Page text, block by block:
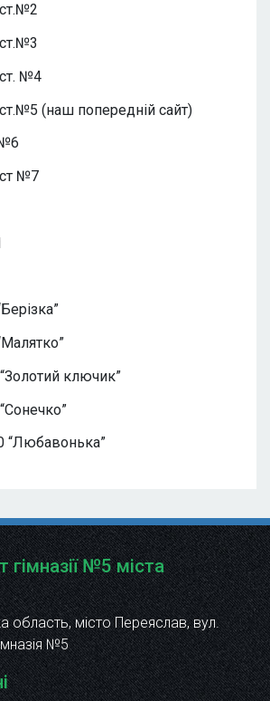
№4
(наш попередній сайт)
ст №7
ключик”
гімназії №5 міста
область, місто Переяслав, вул.
№5